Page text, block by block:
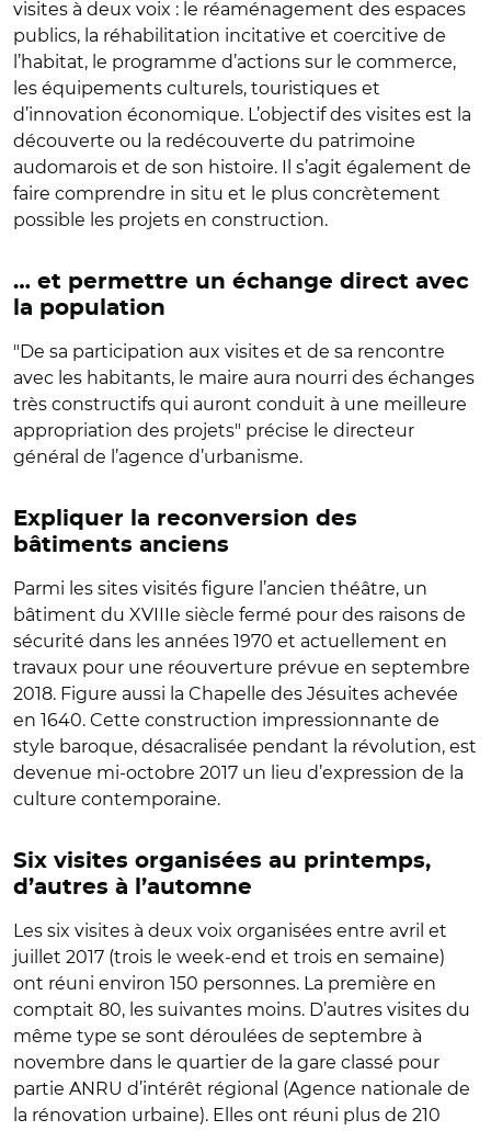
visites à deux voix : le réaménagement des espaces
publics, la réhabilitation incitative et coercitive de
l’habitat, le programme d’actions sur le commerce,
les équipements culturels, touristiques et
d’innovation économique. L’objectif des visites est la
découverte ou la redécouverte du patrimoine
audomarois et de son histoire. Il s’agit également de
faire comprendre in situ et le plus concrètement
possible les projets en construction.
… et permettre un échange direct avec
la population
"De sa participation aux visites et de sa rencontre
avec les habitants, le maire aura nourri des échanges
très constructifs qui auront conduit à une meilleure
appropriation des projets" précise le directeur
général de l’agence d’urbanisme.
Expliquer la reconversion des
bâtiments anciens
Parmi les sites visités figure l’ancien théâtre, un
bâtiment du XVIIIe siècle fermé pour des raisons de
sécurité dans les années 1970 et actuellement en
travaux pour une réouverture prévue en septembre
2018. Figure aussi la Chapelle des Jésuites achevée
en 1640. Cette construction impressionnante de
style baroque, désacralisée pendant la révolution, est
devenue mi-octobre 2017 un lieu d’expression de la
culture contemporaine.
Six visites organisées au printemps,
d’autres à l’automne
Les six visites à deux voix organisées entre avril et
juillet 2017 (trois le week-end et trois en semaine)
ont réuni environ 150 personnes. La première en
comptait 80, les suivantes moins. D’autres visites du
même type se sont déroulées de septembre à
novembre dans le quartier de la gare classé pour
partie ANRU d’intérêt régional (Agence nationale de
la rénovation urbaine). Elles ont réuni plus de 210